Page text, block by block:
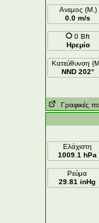
Ανεμος (Μ.)
0.0 m/s
0 Bft
Ηρεμία
Κατεύθυνση
NND 202°
Γραφικές
Ελάχιστη
1009.1 hPa
Ρεύμα
29.81 inHg